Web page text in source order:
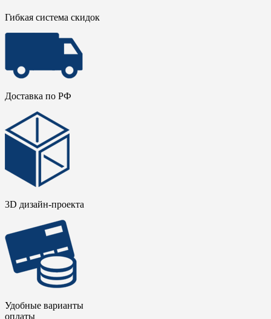
Гибкая система скидок
Доставка по РФ
3D дизайн-проекта
Удобные варианты
оплаты